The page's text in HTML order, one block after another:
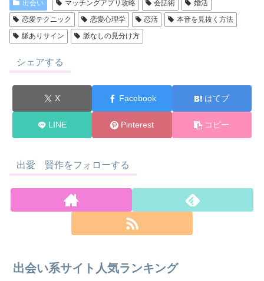
出会い マッチングアプリ攻略 会話術
婚活
恋愛テクニック
恋愛心理学 恋活
本音を見抜く方法
脈ありサイン
脈なしの見分け方
シェアする
X Facebook はてブ
LINE Pinterest コピー
出愛 賢作をフォローする
出会い系サイト人気ランキング